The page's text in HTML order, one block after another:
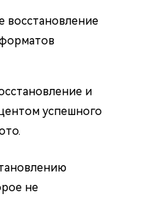
восстановление
и
успешного
не